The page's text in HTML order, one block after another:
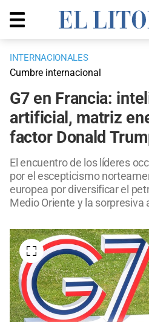
INTERNACIONALES
Cumbre internacional
G7 en Francia:
artificial, matriz
factor Donald
El encuentro de los líderes
por el escepticismo
europea por diversificar el
Medio Oriente y la sorpresiva